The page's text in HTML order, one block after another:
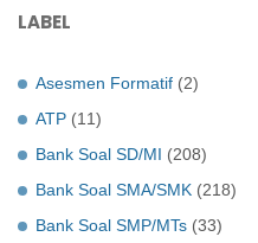
LABEL
Asesmen Formatif (2)
ATP (11)
Bank Soal SD/MI (208)
Bank Soal SMA/SMK (218)
Bank Soal SMP/MTs (33)